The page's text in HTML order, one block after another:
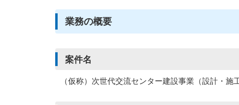
業務の概要
案件名
（仮称）次世代交流センター建設事業（設計・施